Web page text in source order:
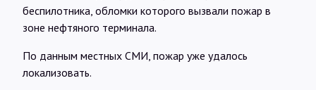
беспилотника, обломки которого вызвали пожар в
зоне нефтяного терминала.
По данным местных СМИ, пожар уже удалось
локализовать.